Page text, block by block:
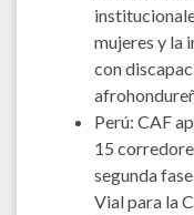
mujeres y la
con
Perú: CAF
15
segunda
Vial para la